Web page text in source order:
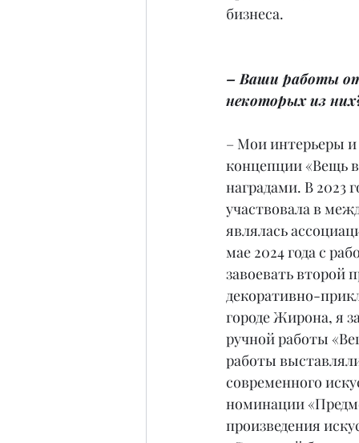
бизнеса.
– Ваши работы
некоторых из
– Мои интерьеры
концепции «Вещь
наградами. В 2023
участвовала в
являлась
мае 2024 года с
завоевать второй
декоративно-
городе Жирона, я
ручной работы
работы
современного
номинации
произведения